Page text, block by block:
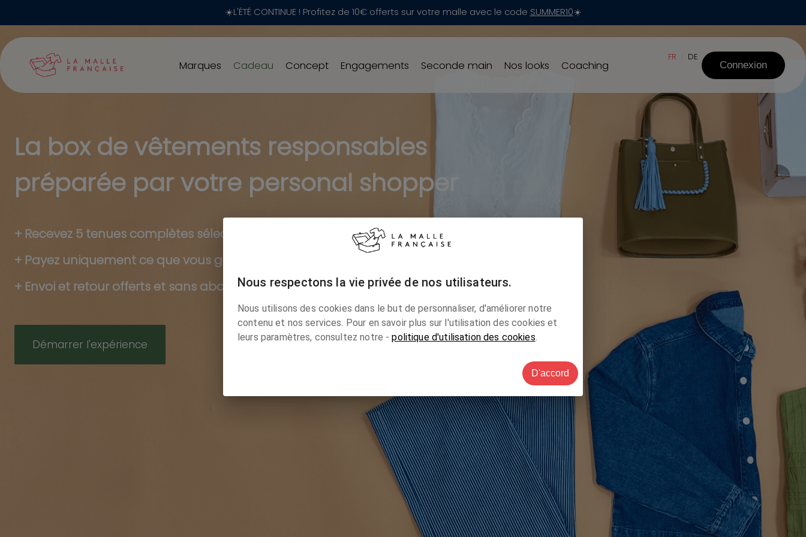
☀️L'ÉTÉ CONTINUE ! Profitez de 10€ offerts sur votre malle avec le code SUMMER10☀️
Marques Cadeau Concept Engagements Seconde main Nos looks Coaching
FR DE
Connexion
La box de vêtements responsables
préparée par votre personal shopper
+ Recevez 5 tenues complètes sélectionnées pour vous
+ Payez uniquement ce que vous gardez
+ Envoi et retour offerts et sans abonnement
Démarrer l'expérience
Nous respectons la vie privée de nos utilisateurs.
Nous utilisons des cookies dans le but de personnaliser, d'améliorer notre
contenu et nos services. Pour en savoir plus sur l'utilisation des cookies et
leurs paramètres, consultez notre -politique d'utilisation des cookies.
D'accord